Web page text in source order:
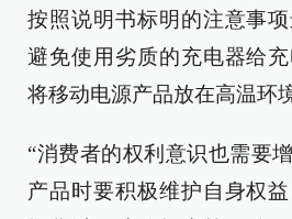
按照说明书标明的注意事
避免使用劣质的充电器给
将移动电源产品放在高温环
“消费者的权利意识也需要
产品时要积极维护自身权益